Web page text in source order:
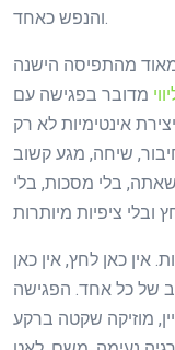
והנפש כאחד.
מאוד מהתפיסה הישנה
מדובר בפגישה עם
אינטימיות לא רק
שיחה, מגע קשוב
שאתה, בלי מסכות, בלי
אין כאן לחץ, אין כאן
של כל אחד. הפגישה
מוזיקה שקטה ברקע